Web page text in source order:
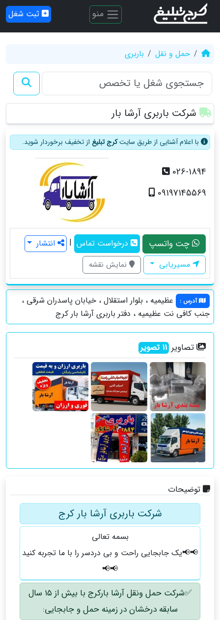
منو ثبت شغل
حمل و نقل باربری
شرکت باربری آرشا بار
با اعلام آشنایی از طریق سایتکرج تبلیغ از تخفیف برخوردار شوید.
026-1894
09197145569
چت واتسپ درخواست تماس |
انتشار
مسیریابی
نمایش نقشه
آدرس :
عظیمیه ، بلوار استقلال ، خیابان پاسدران شرقی ،
جنب کافی نت عظیمیه ، دفتر باربری آرشا بار کرج
تصاویر 11تصویر
توضیحات
شرکت باربری آرشا بار کرج
بسمه تعالی
📢📢یک جابجایی راحت و بی دردسر را با ما تجربه کنید
📢📢
✅️شرکت حمل ونقل آرشا بارکرج با بیش از ۱۵ سال
سابقه درخشان در زمینه حمل و جابجایی: